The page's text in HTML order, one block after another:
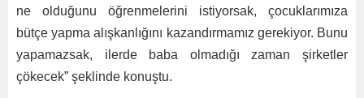
ne olduğunu öğrenmelerini istiyorsak, çocuklarımıza
bütçe yapma alışkanlığını kazandırmamız gerekiyor. Bunu
yapamazsak, ilerde baba olmadığı zaman şirketler
çökecek” şeklinde konuştu.